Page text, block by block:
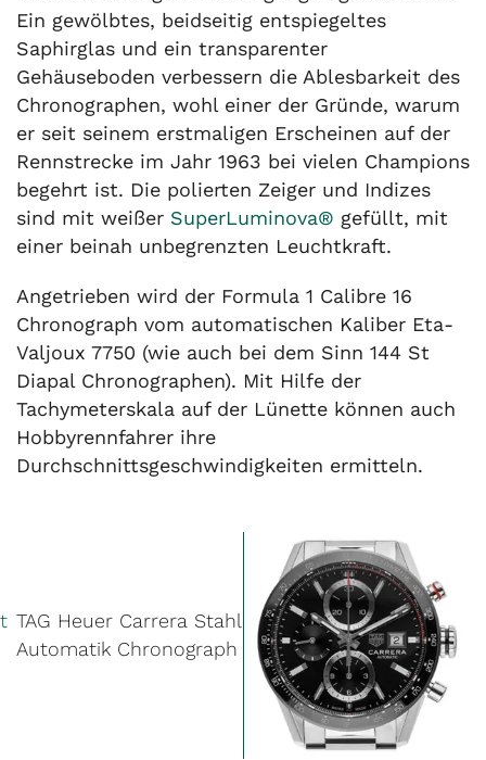
Ein gewölbtes, beidseitig entspiegeltes
Saphirglas und ein transparenter
Gehäuseboden verbessern die Ablesbarkeit des
Chronographen, wohl einer der Gründe, warum
er seit seinem erstmaligen Erscheinen auf der
Rennstrecke im Jahr 1963 bei vielen Champions
begehrt ist. Die polierten Zeiger und Indizes
sind mit weißer SuperLuminova® gefüllt, mit
einer beinah unbegrenzten Leuchtkraft.
Angetrieben wird der Formula 1 Calibre 16
Chronograph vom automatischen Kaliber Eta-
Valjoux 7750 (wie auch bei dem Sinn 144 St
Diapal Chronographen). Mit Hilfe der
Tachymeterskala auf der Lünette können auch
Hobbyrennfahrer ihre
Durchschnittsgeschwindigkeiten ermitteln.
TAG Heuer Carrera Stahl
Automatik Chronograph